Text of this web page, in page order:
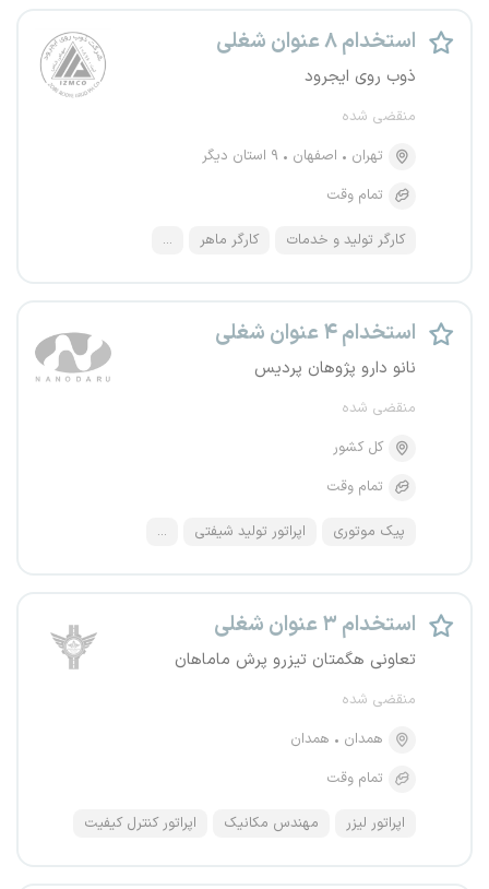
استخدام ۸ عنوان شغلی
ذوب روی ایجرود
منقضی شده
تهران
اصفهان
۹ استان دیگر
تمام وقت
کارگر تولید و خدمات کارگر ماهر ...
استخدام ۴ عنوان شغلی
نانو دارو پژوهان پردیس
منقضی شده
کل کشور
تمام وقت
پیک موتوری اپراتور تولید شیفتی ...
استخدام ۳ عنوان شغلی
تعاونی هگمتان تیزرو پرش ماماهان
منقضی شده
همدان
همدان
تمام وقت
اپراتور لیزر مهندس مکانیک اپراتور کنترل کیفیت